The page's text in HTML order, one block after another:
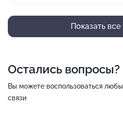
Показать все
Остались вопросы?
Вы можете воспользоваться
связи